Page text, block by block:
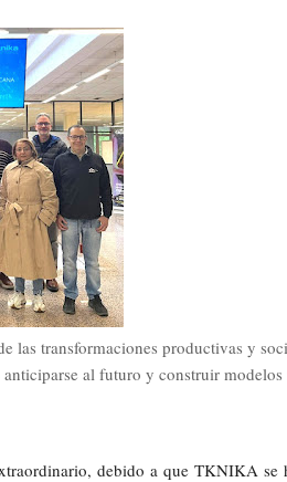
las transformaciones productivas y
al futuro y construir
debido a que TKNIKA se